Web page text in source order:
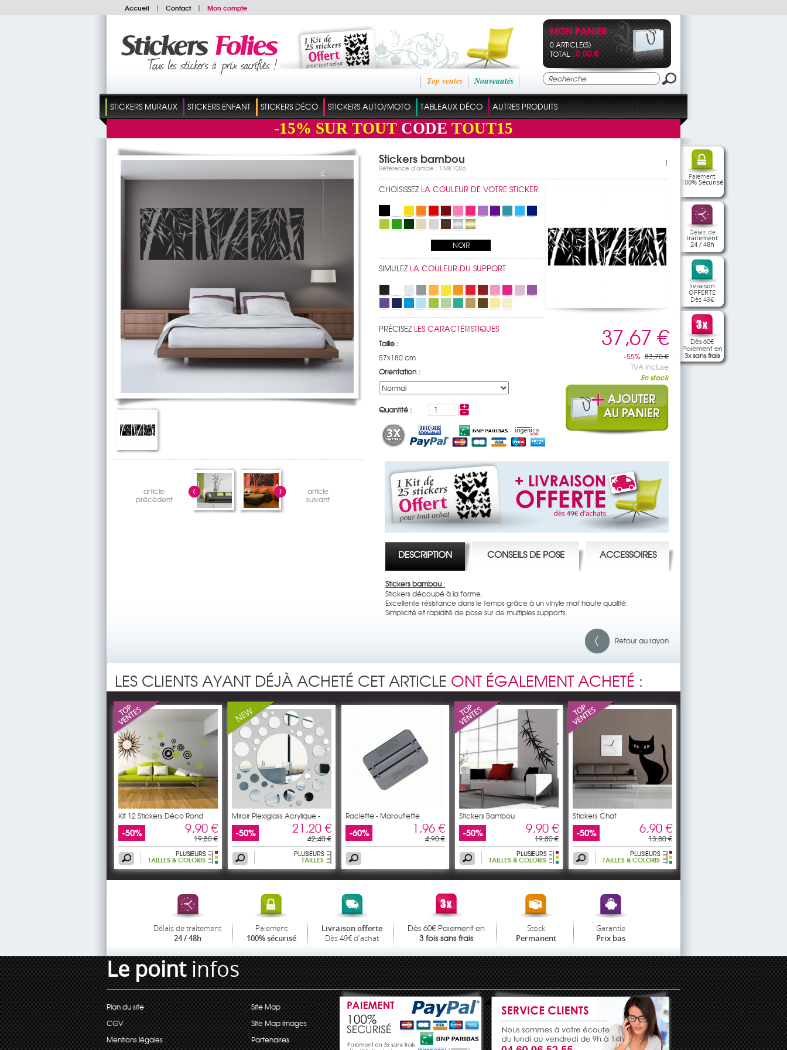
Accueil | Contact | Mon compte
Nouveautés
Top ventes
MON PANIER
0 ARTICLE(S)
TOTAL :0,00 €
STICKERS MURAUX STICKERS ENFANT STICKERS DÉCO STICKERS AUTO/MOTO TABLEAUX DÉCO AUTRES PRODUITS
-15% SUR TOUT CODE TOUT15
Paiement
100% Sécurisé
Délais de
traitement
24 / 48h
livraison
OFFERTE
Dès 49€
Dès 60€
Paiement en
3x sans frais
article
précédent
article
suivant
Stickers bambou
Référence d'article : T-MK1006
|
CHOISISSEZ LA COULEUR DE VOTRE STICKER
NOIR
SIMULEZ LA COULEUR DU SUPPORT
PRÉCISEZ LES CARACTÉRISTIQUES
Taille :
57x180 cm
Orientation :
Quantité :
37,67 €
-55% 83,70 €
TVA Incluse
En stock
DESCRIPTION CONSEILS DE POSE ACCESSOIRES
Stickers bambou :
Stickers découpé à la forme.
Excellente résistance dans le temps grâce à un vinyle mat haute qualité.
Simplicité et rapidité de pose sur de multiples supports.
Retour au rayon
LES CLIENTS AYANT DÉJÀ ACHETÉ CET ARTICLE ONT ÉGALEMENT ACHETÉ :
Kit 12 Stickers Déco Rond
-50% 9,90 €
19,80 €
PLUSIEURS
TAILLES & COLORIS
Miroir Plexiglass Acrylique -
-50% 21,20 €
42,40 €
PLUSIEURS
TAILLES
Raclette - Marouflette
-60% 1,96 €
4,90 €
Stickers Bambou
-50% 9,90 €
19,80 €
PLUSIEURS
TAILLES & COLORIS
Stickers Chat
-50% 6,90 €
13,80 €
PLUSIEURS
TAILLES & COLORIS
Délais de traitement
24 / 48h
Paiement
100% sécurisé
Livraison offerte
Dès 49€ d'achat
Dès 60€ Paiement en
3 fois sans frais
Stock
Permanent
Garantie
Prix bas
Le pointinfos
Plan du site
CGV
Mentions légales
Site Map
Site Map images
Partenaires